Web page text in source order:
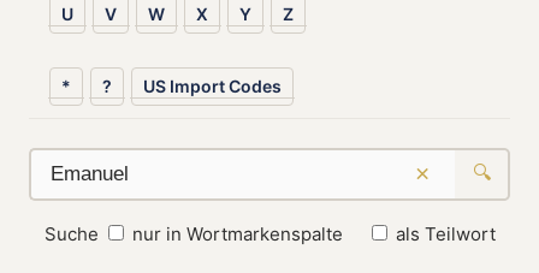
U V W X Y Z
* ? US Import Codes
× 🔍
Suche nur in Wortmarkenspalte als Teilwort